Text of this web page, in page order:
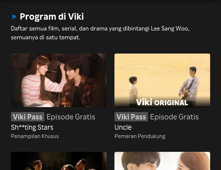
Program di Viki
Daftar semua film, serial, dan drama yang dibintangi Lee Sang Woo,
semuanya di satu tempat.
Viki Pass Episode Gratis
Sh**ting Stars
Penampilan Khusus
Viki Pass Episode Gratis
Uncle
Pemeran Pendukung